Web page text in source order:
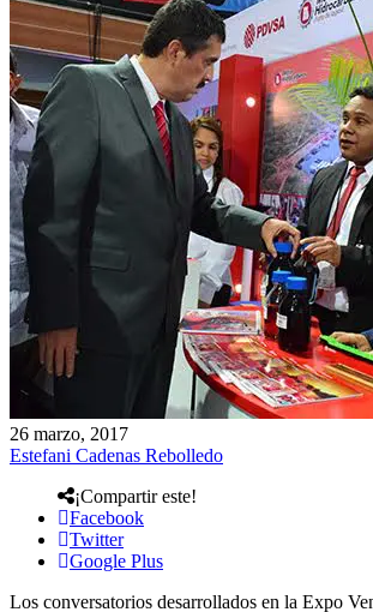
26 marzo, 2017
Estefani Cadenas Rebolledo
¡Compartir este!
Facebook
Twitter
Google Plus
Los conversatorios desarrollados en la Expo